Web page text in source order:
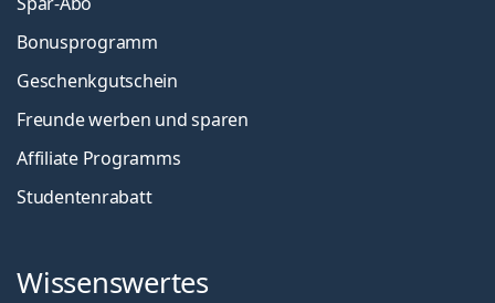
Bonusprogramm
Geschenkgutschein
Freunde werben und sparen
Affiliate Programms
Studentenrabatt
Wissenswertes